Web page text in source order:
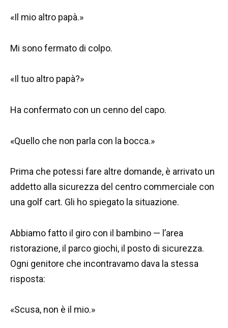
«Il mio altro papà.»
Mi sono fermato di colpo.
«Il tuo altro papà?»
Ha confermato con un cenno del capo.
«Quello che non parla con la bocca.»
Prima che potessi fare altre domande, è arrivato un
addetto alla sicurezza del centro commerciale con
una golf cart. Gli ho spiegato la situazione.
Abbiamo fatto il giro con il bambino — l’area
ristorazione, il parco giochi, il posto di sicurezza.
Ogni genitore che incontravamo dava la stessa
risposta:
«Scusa, non è il mio.»